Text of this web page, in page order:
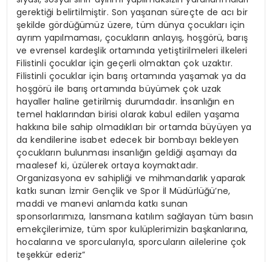
gerektiği belirtilmiştir. Son yaşanan süreçte de acı bir
şekilde gördüğümüz üzere, tüm dünya çocukları için
ayrım yapılmaması, çocukların anlayış, hoşgörü, barış
ve evrensel kardeşlik ortamında yetiştirilmeleri ilkeleri
Filistinli çocuklar için geçerli olmaktan çok uzaktır.
Filistinli çocuklar için barış ortamında yaşamak ya da
hoşgörü ile barış ortamında büyümek çok uzak
hayaller haline getirilmiş durumdadır. İnsanlığın en
temel haklarından birisi olarak kabul edilen yaşama
hakkına bile sahip olmadıkları bir ortamda büyüyen ya
da kendilerine isabet edecek bir bombayı bekleyen
çocukların bulunması insanlığın geldiği aşamayı da
maalesef ki, üzülerek ortaya koymaktadır.
Organizasyona ev sahipliği ve mihmandarlık yaparak
katkı sunan İzmir Gençlik ve Spor İl Müdürlüğü’ne,
maddi ve manevi anlamda katkı sunan
sponsorlarımıza, lansmana katılım sağlayan tüm basın
emekçilerimize, tüm spor kulüplerimizin başkanlarına,
hocalarına ve sporcularıyla, sporcuların ailelerine çok
teşekkür ederiz”